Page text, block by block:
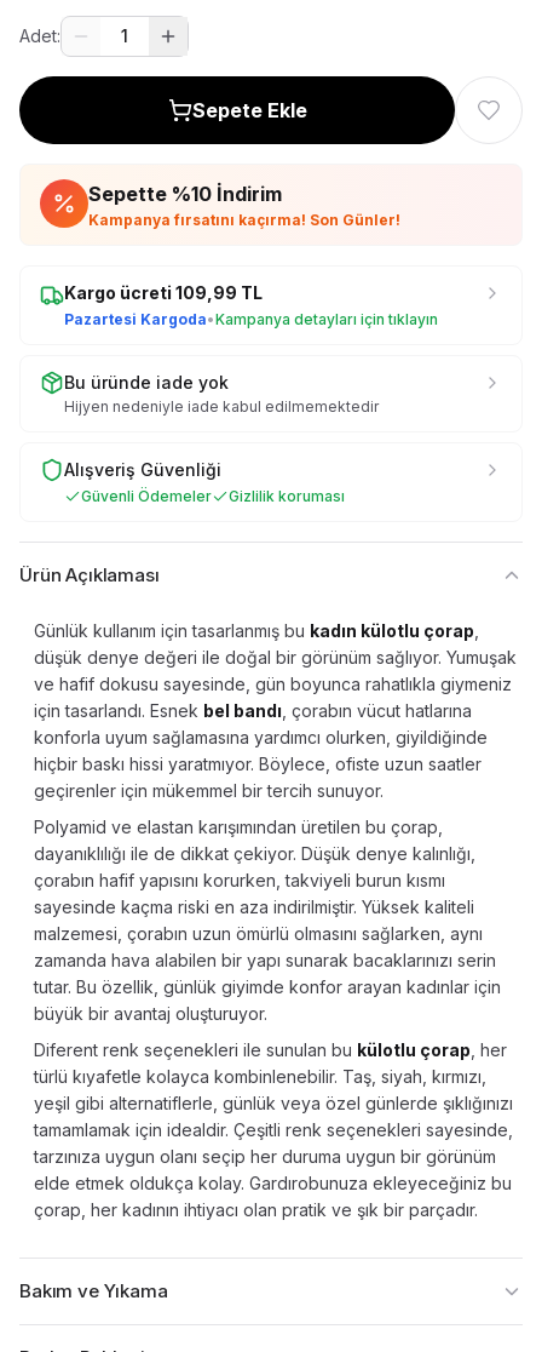
Adet: 1
Sepete Ekle
Sepette %10 İndirim
Kampanya fırsatını kaçırma! Son Günler!
Kargo ücreti 109,99 TL
Pazartesi Kargoda•Kampanya detayları için tıklayın
Bu üründe iade yok
Hijyen nedeniyle iade kabul edilmemektedir
Alışveriş Güvenliği
Güvenli Ödemeler Gizlilik koruması
Ürün Açıklaması
Günlük kullanım için tasarlanmış bu kadın külotlu çorap
düşük denye değeri ile doğal bir görünüm sağlıyor. Yumuşak
ve hafif dokusu sayesinde, gün boyunca rahatlıkla giymeniz
için tasarlandı. Esnek bel bandı , çorabın vücut hatlarına
konforla uyum sağlamasına yardımcı olurken, giyildiğinde
hiçbir baskı hissi yaratmıyor. Böylece, ofiste uzun saatler
geçirenler için mükemmel bir tercih sunuyor.
Polyamid ve elastan karışımından üretilen bu çorap,
dayanıklılığı ile de dikkat çekiyor. Düşük denye kalınlığı,
çorabın hafif yapısını korurken, takviyeli burun kısmı
sayesinde kaçma riski en aza indirilmiştir. Yüksek kaliteli
malzemesi, çorabın uzun ömürlü olmasını sağlarken, aynı
zamanda hava alabilen bir yapı sunarak bacaklarınızı serin
tutar. Bu özellik, günlük giyimde konfor arayan kadınlar için
büyük bir avantaj oluşturuyor.
Diferent renk seçenekleri ile sunulan bu külotlu çorap , her
türlü kıyafetle kolayca kombinlenebilir. Taş, siyah, kırmızı,
yeşil gibi alternatiflerle, günlük veya özel günlerde şıklığınızı
tamamlamak için idealdir. Çeşitli renk seçenekleri sayesinde,
tarzınıza uygun olanı seçip her duruma uygun bir görünüm
elde etmek oldukça kolay. Gardırobunuza ekleyeceğiniz bu
çorap, her kadının ihtiyacı olan pratik ve şık bir parçadır.
Bakım ve Yıkama